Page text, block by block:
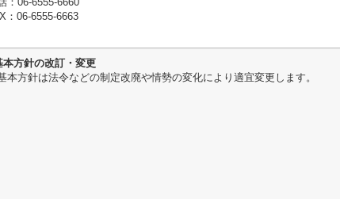
：06-6555-6663
本方針の改訂・変更
本方針は法令などの制定改廃や情勢の変化により適宜変更します。